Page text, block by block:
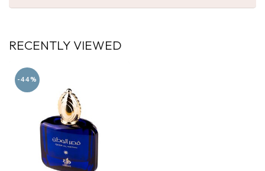
RECENTLY VIEWED
-44%